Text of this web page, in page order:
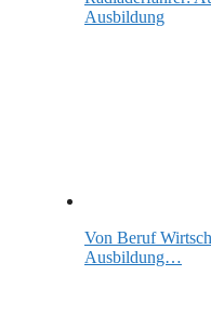
Ausbildung
Von Beruf
Ausbildung…